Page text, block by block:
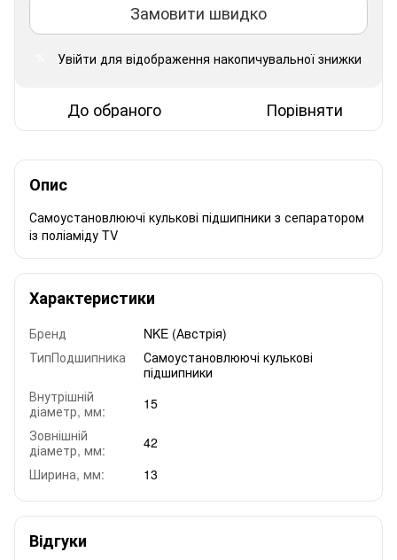
Замовити швидко
Увійти для відображення накопичувальної знижки
До обраного Порівняти
Опис
Самоустановлюючі кулькові підшипники з сепаратором
із поліаміду TV
Характеристики
Бренд
NKE (Австрія)
ТипПодшипника
Самоустановлюючі кулькові
підшипники
Внутрішній
діаметр, мм:
15
Зовнішній
діаметр, мм:
42
Ширина, мм:
13
Відгуки